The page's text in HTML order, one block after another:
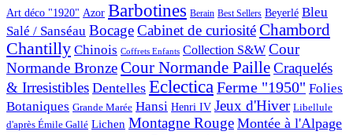
Art déco "1920" Azor Barbotines Berain Best Sellers Beyerlé Bleu
Salé / Sanséau BocageCabinet de curiositéChambord
Chantilly Chinois Coffrets Enfants Collection S&W Cour
Normande BronzeCour Normande PailleCraquelés
& Irresistibles Dentelles EclecticaFerme "1950" Folies
Botaniques Grande Marée Hansi Henri IV Jeux d'Hiver Libellule
d'après Émile Gallé Lichen Montagne Rouge Montée à l'Alpage